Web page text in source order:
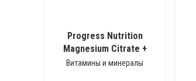
Progress Nutrition
Magnesium Citrate +
Potassium Citrate
Витамины и минералы